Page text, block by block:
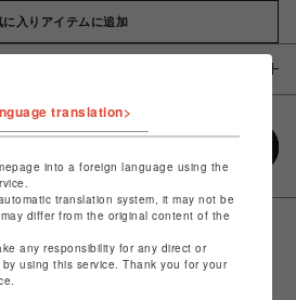
に入りアイテムに追加
translation>
into a foreign language using the
translation system, it may not be
differ from the original content of the
any responsibility for any direct or
using this service. Thank you for your